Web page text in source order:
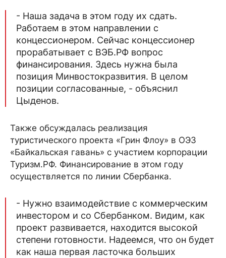
- Наша задача в этом году их сдать.
Работаем в этом направлении с
концессионером. Сейчас концессионер
прорабатывает с ВЭБ.РФ вопрос
финансирования. Здесь нужна была
позиция Минвостокразвития. В целом
позиции согласованные, - объяснил
Цыденов.
Также обсуждалась реализация
туристического проекта «Грин Флоу» в ОЭЗ
«Байкальская гавань» с участием корпорации
Туризм.РФ. Финансирование в этом году
осуществляется по линии Сбербанка.
- Нужно взаимодействие с коммерческим
инвестором и со Сбербанком. Видим, как
проект развивается, находится высокой
степени готовности. Надеемся, что он будет
как наша первая ласточка больших